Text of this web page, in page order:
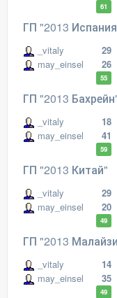
61
ГП "2013
_vitaly 29
may_einsel
26
55
ГП "2013
_vitaly 18
may_einsel
41
59
ГП "2013 Китай"
_vitaly 29
may_einsel
20
49
ГП "2013
_vitaly 14
may_einsel
35
49